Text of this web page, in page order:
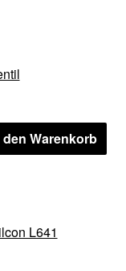
den Warenkorb
L641